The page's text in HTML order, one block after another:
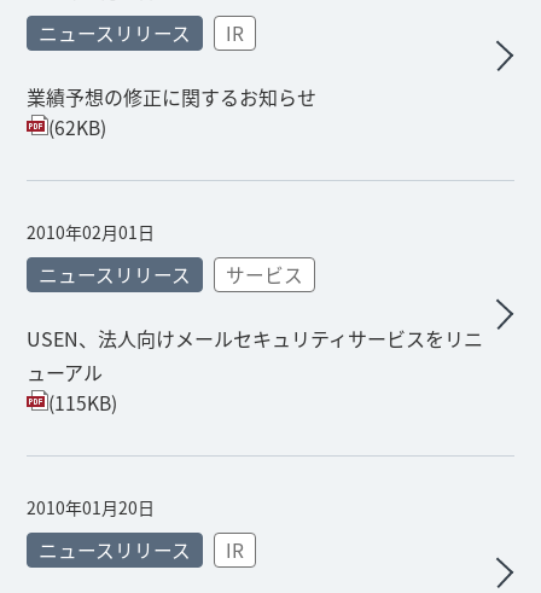
ニュースリリース IR
業績予想の修正に関するお知らせ
(62KB)
2010年02月01日
ニュースリリース サービス
USEN、法人向けメールセキュリティサービスをリニ
ューアル
(115KB)
2010年01月20日
ニュースリリース IR